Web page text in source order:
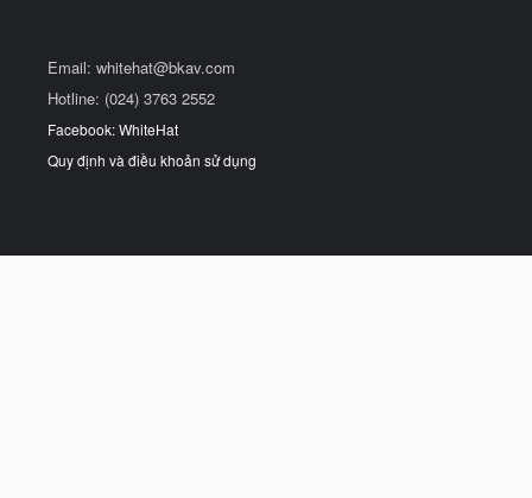
Email: whitehat@bkav.com
Hotline: (024) 3763 2552
Facebook: WhiteHat
Quy định và điều khoản sử dụng